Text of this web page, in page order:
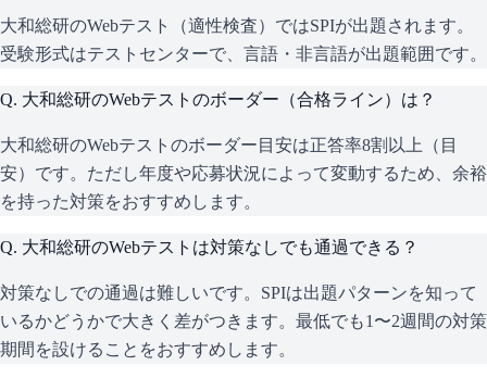
大和総研のWebテスト（適性検査）ではSPIが出題されます。
受験形式はテストセンターで、言語・非言語が出題範囲です。
Q. 大和総研のWebテストのボーダー（合格ライン）は？
大和総研のWebテストのボーダー目安は正答率8割以上（目
安）です。ただし年度や応募状況によって変動するため、余裕
を持った対策をおすすめします。
Q. 大和総研のWebテストは対策なしでも通過できる？
対策なしでの通過は難しいです。SPIは出題パターンを知って
いるかどうかで大きく差がつきます。最低でも1〜2週間の対策
期間を設けることをおすすめします。